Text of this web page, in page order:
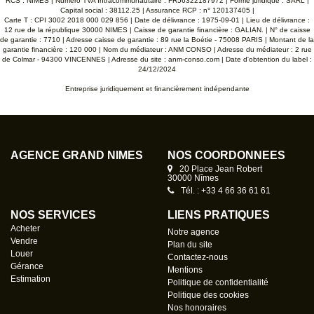
Capital social : 38112.25 | Assurance RCP : n° 120137405 |
Carte T : CPI 3002 2018 000 029 856 | Date de délivrance : 1975-09-01 | Lieu de délivrance :
12 rue de la république 30000 NIMES | Caisse de garantie financière : GALIAN. | N° de caisse
de garantie : 7710 | Adresse caisse de garantie : 89 rue la Boétie - 75008 PARIS | Montant de la
garantie financière : 120 000 | Nom du médiateur : ANM CONSO | Adresse du médiateur : 2 rue
de Colmar - 94300 VINCENNES | Adresse du site : anm-conso.com | Date d'obtention du label :
24/12/2024
Entreprise juridiquement et financièrement indépendante
AGENCE GRAND NÎMES NOS COORDONNÉES
20 Place Jean Robert
30000 Nîmes
Tél. : +33 4 66 36 61 61
NOS SERVICES
Acheter
Vendre
Louer
Gérance
Estimation
LIENS PRATIQUES
Notre agence
Plan du site
Contactez-nous
Mentions
Politique de confidentialité
Politique des cookies
Nos honoraires